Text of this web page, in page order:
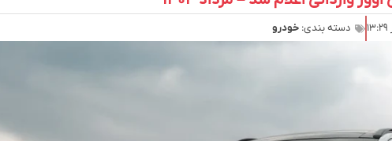
۱۳:۲۹ دسته بندی: خودرو